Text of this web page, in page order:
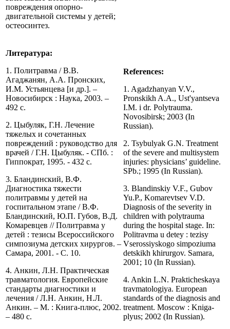
повреждения опорно-
двигательной системы у детей;
остеосинтез.
Литература:
1. Политравма / В.В.
Агаджанян, А.А. Пронских,
И.М. Устьянцева [и др.]. –
Новосибирск : Наука, 2003. –
492 с.
2. Цыбуляк, Г.Н. Лечение
тяжелых и сочетанных
повреждений : руководство для
врачей / Г.Н. Цыбуляк. - СПб. :
Гиппократ, 1995. - 432 с.
3. Бландинский, В.Ф.
Диагностика тяжести
политравмы у детей на
госпитальном этапе / В.Ф.
Бландинский, Ю.П. Губов, В.Д.
Комаревцев // Политравма у
детей : тезисы Всероссийского
симпозиума детских хирургов. –
Самара, 2001. - С. 10.
4. Анкин, Л.Н. Практическая
травматология. Европейские
стандарты диагностики и
лечения / Л.Н. Анкин, Н.Л.
Анкин. – М. : Книга-плюс, 2002.
– 480 с.
References:
1. Agadzhanyan V.V.,
Pronskikh A.A., Ust'yantseva
I.M. i dr. Polytrauma.
Novosibirsk; 2003 (In
Russian).
2. Tsybulyak G.N. Treatment
of the severe and multisystem
injuries: physicians’ guideline.
SPb.; 1995 (In Russian).
3. Blandinskiy V.F., Gubov
Yu.P., Komarevtsev V.D.
Diagnosis of the severity in
children with polytrauma
during the hospital stage. In:
Politravma u detey : tezisy
Vserossiyskogo simpoziuma
detskikh khirurgov. Samara,
2001; 10 (In Russian).
4. Ankin L.N. Prakticheskaya
travmatologiya. European
standards of the diagnosis and
treatment. Moscow : Kniga-
plyus; 2002 (In Russian).